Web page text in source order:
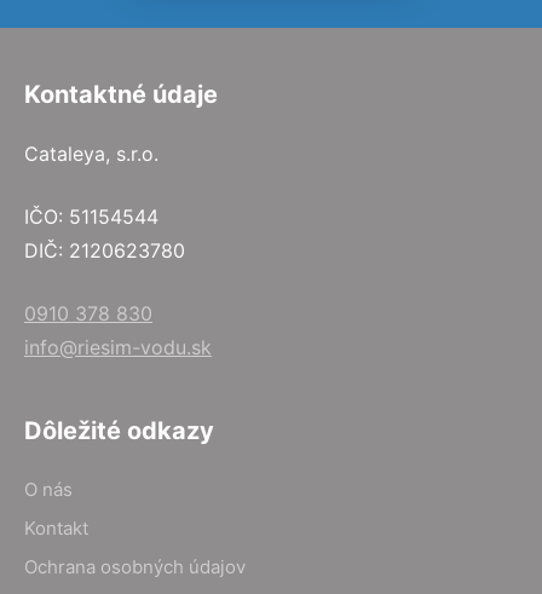
Kontaktné údaje
Cataleya, s.r.o.
IČO: 51154544
DIČ: 2120623780
0910 378 830
info@riesim-vodu.sk
Dôležité odkazy
O nás
Kontakt
Ochrana osobných údajov